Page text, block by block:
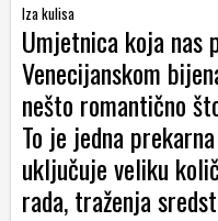
Iza kulisa
Umjetnica koja nas
Venecijanskom
nešto romantično
To je jedna
uključuje veliku
rada, traženja